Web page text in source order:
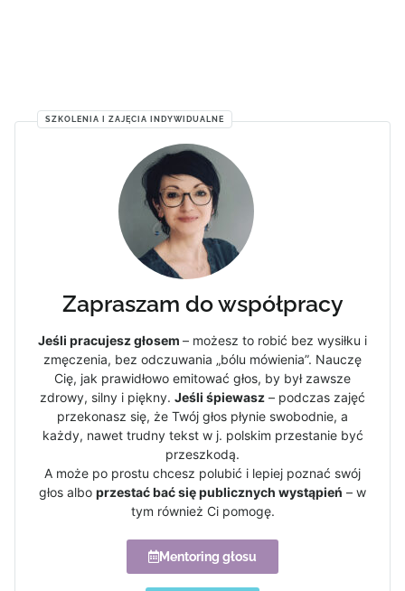
Zapraszam do współpracy
Jeśli pracujesz głosem – możesz to robić bez wysiłku i
zmęczenia, bez odczuwania „bólu mówienia”. Nauczę
Cię, jak prawidłowo emitować głos, by był zawsze
zdrowy, silny i piękny. Jeśli śpiewasz – podczas zajęć
przekonasz się, że Twój głos płynie swobodnie, a
każdy, nawet trudny tekst w j. polskim przestanie być
przeszkodą.
A może po prostu chcesz polubić i lepiej poznać swój
głos albo przestać bać się publicznych wystąpień – w
tym również Ci pomogę.
Mentoring głosu
SZKOLENIA I ZAJĘCIA INDYWIDUALNE